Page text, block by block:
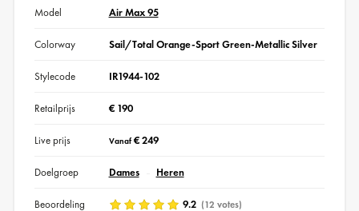
Model Air Max 95
Colorway Sail/Total Orange-Sport Green-Metallic Silver
Stylecode IR1944-102
Retailprijs € 190
Live prijs Vanaf€ 249
Doelgroep Dames Heren
Beoordeling 9.2 (12 votes)